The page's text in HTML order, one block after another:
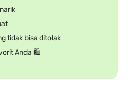
tidak bisa ditolak
Anda 🛍️